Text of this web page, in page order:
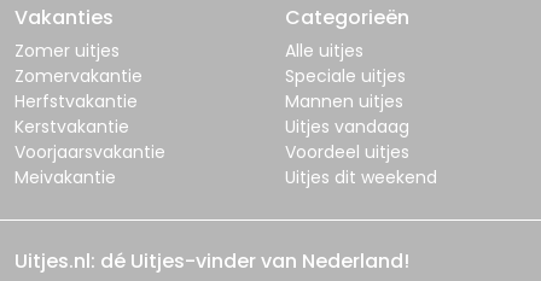
Vakanties
Zomer uitjes
Zomervakantie
Herfstvakantie
Kerstvakantie
Voorjaarsvakantie
Meivakantie
Categorieën
Alle uitjes
Speciale uitjes
Mannen uitjes
Uitjes vandaag
Voordeel uitjes
Uitjes dit weekend
Uitjes.nl: dé Uitjes-vinder van Nederland!